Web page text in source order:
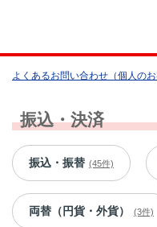
よくあるお問い合わせ（個人のお
振込・決済
振込・振替 (45件)
両替（円貨・外貨） (3件)